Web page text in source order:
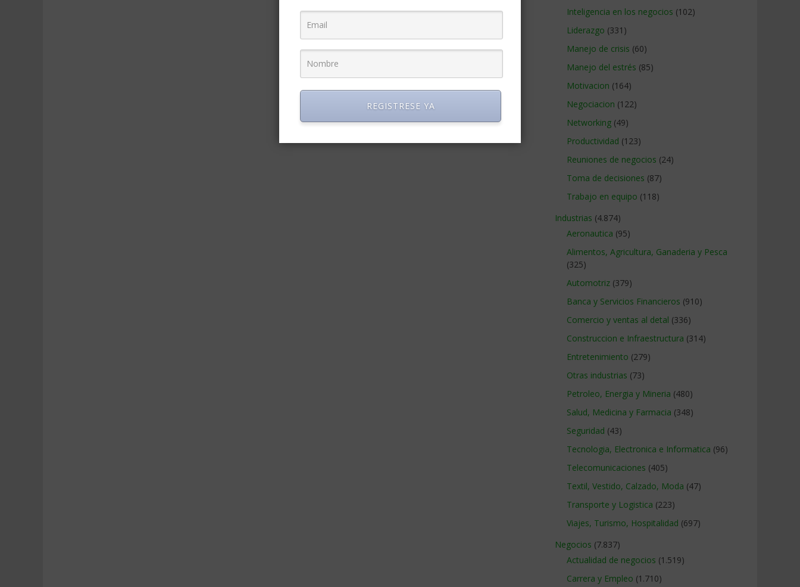
Inteligencia en los negocios (102)
Liderazgo (331)
Manejo de crisis (60)
Manejo del estrés (85)
Motivacion (164)
Negociacion (122)
Networking (49)
Productividad (123)
Reuniones de negocios (24)
Toma de decisiones (87)
Trabajo en equipo (118)
Industrias (4.874)
Aeronautica (95)
Alimentos, Agricultura, Ganaderia y Pesca
(325)
Automotriz (379)
Banca y Servicios Financieros (910)
Comercio y ventas al detal (336)
Construccion e Infraestructura (314)
Entretenimiento (279)
Otras industrias (73)
Petroleo, Energia y Mineria (480)
Salud, Medicina y Farmacia (348)
Seguridad (43)
Tecnologia, Electronica e Informatica (96)
Telecomunicaciones (405)
Textil, Vestido, Calzado, Moda (47)
Transporte y Logistica (223)
Viajes, Turismo, Hospitalidad (697)
Negocios (7.837)
Actualidad de negocios (1.519)
Carrera y Empleo (1.710)
REGISTRESE YA